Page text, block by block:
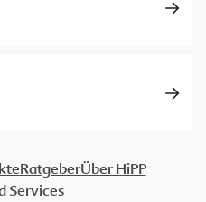
RatgeberÜber HiPP
Services